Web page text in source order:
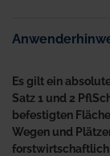
Es gilt ein
Satz 1 und 2
befestigten
Wegen und
forstwirtschaftlich